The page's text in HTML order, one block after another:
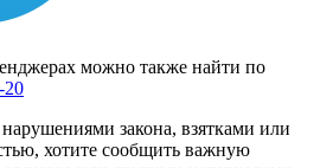
можно также найти по
20
закона, взятками или
хотите сообщить важную